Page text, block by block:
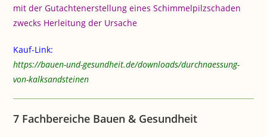
mit der Gutachtenerstellung eines Schimmelpilzschaden
zwecks Herleitung der Ursache
Kauf-Link:
https://bauen-und-gesundheit.de/downloads/durchnaessung-
von-kalksandsteinen
7 Fachbereiche Bauen & Gesundheit